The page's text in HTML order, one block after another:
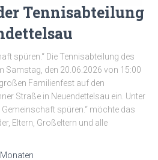
Tennisabteilung
spüren.“ Die Tennisabteilung des
Samstag, den 20.06.2026 von 15:00
Familienfest auf den
Straße in Neuendettelsau ein. Unter
spüren.“ möchte das
Eltern, Großeltern und alle